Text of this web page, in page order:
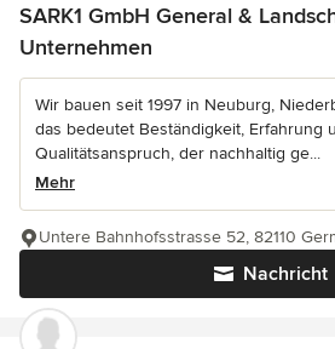
SARK1 GmbH General &
Unternehmen
Wir bauen seit 1997 in Neuburg,
das bedeutet Beständigkeit, Erfahrung
Qualitätsanspruch, der nachhaltig ge...
Mehr
Nachricht
Untere Bahnhofsstrasse 52, 82110